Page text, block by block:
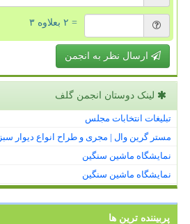
= ۲ بعلاوه ۳
ارسال نظر به انجمن
لینک دوستان انجمن گلف
تبلیغات انتخابات مجلس
مستر گرین وال | مجری و طراح انواع دیوار سبز
نمایشگاه ماشین سنگین
نمایشگاه ماشین سنگین
پربیننده ترین ها